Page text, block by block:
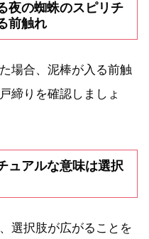
夜の蜘蛛のスピリチ
前触れ
場合、泥棒が入る前触
締りを確認しましょ
ュアルな意味は選択
選択肢が広がることを